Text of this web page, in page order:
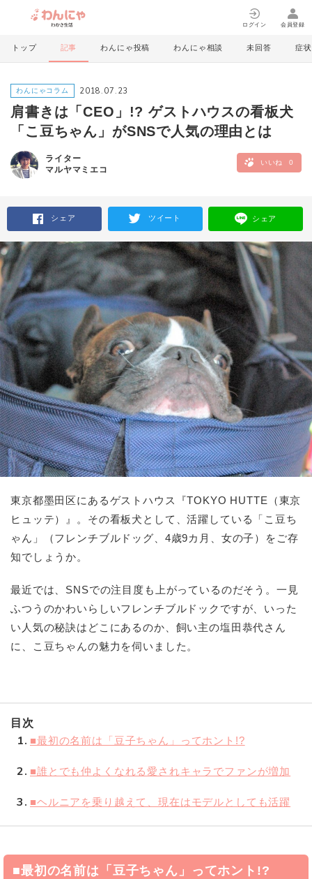
ログイン 会員登録
トップ 記事 わんにゃ投稿 わんにゃ相談 未回答 症状
わんにゃコラム 2018.07.23
肩書きは「CEO」!? ゲストハウスの看板犬
「こ豆ちゃん」がSNSで人気の理由とは
ライター
マルヤマミエコ
いいね 0
シェア ツイート シェア
東京都墨田区にあるゲストハウス『TOKYO HUTTE（東京
ヒュッテ）』。その看板犬として、活躍している「こ豆ち
ゃん」（フレンチブルドッグ、4歳9カ月、女の子）をご存
知でしょうか。
最近では、SNSでの注目度も上がっているのだそう。一見
ふつうのかわいらしいフレンチブルドックですが、いった
い人気の秘訣はどこにあるのか、飼い主の塩田恭代さん
に、こ豆ちゃんの魅力を伺いました。
目次
1 ■最初の名前は「豆子ちゃん」ってホント!?
2 ■誰とでも仲よくなれる愛されキャラでファンが増加
3 ■ヘルニアを乗り越えて、現在はモデルとしても活躍
■最初の名前は「豆子ちゃん」ってホント!?